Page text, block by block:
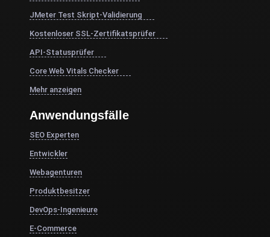
JMeter Test Skript-Validierung
Kostenloser SSL-Zertifikatsprüfer
API-Statusprüfer
Core Web Vitals Checker
Mehr anzeigen
Anwendungsfälle
SEO Experten
Entwickler
Webagenturen
Produktbesitzer
DevOps-Ingenieure
E-Commerce